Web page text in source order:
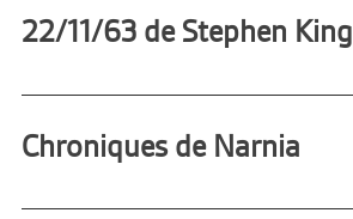
22/11/63 de Stephen King
Chroniques de Narnia